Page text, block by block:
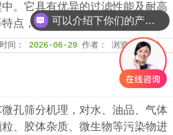
。它具有优异的过滤性能及耐高
点，因此在许多工业领域得到了
主要材料是玻璃纤维采用独特的
间： 2026-06-29 作者： 浏览：(109)
孔筛分机理，对水、油品、气体
、胶体杂质、微生物等污染物进
可以介绍下你们的产品么？